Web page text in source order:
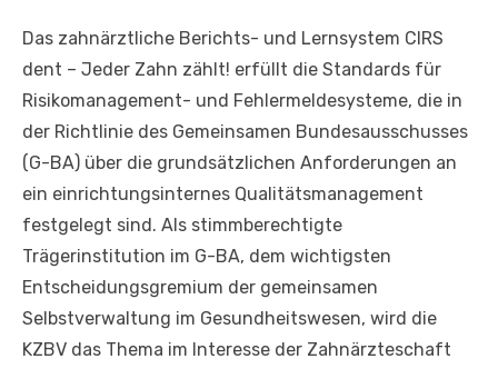
Das zahnärztliche Berichts- und Lernsystem CIRS
dent – Jeder Zahn zählt! erfüllt die Standards für
Risikomanagement- und Fehlermeldesysteme, die in
der Richtlinie des Gemeinsamen Bundesausschusses
(G-BA) über die grundsätzlichen Anforderungen an
ein einrichtungsinternes Qualitätsmanagement
festgelegt sind. Als stimmberechtigte
Trägerinstitution im G-BA, dem wichtigsten
Entscheidungsgremium der gemeinsamen
Selbstverwaltung im Gesundheitswesen, wird die
KZBV das Thema im Interesse der Zahnärzteschaft